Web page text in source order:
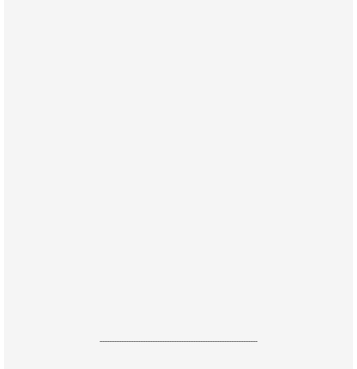
------------------------------------------------------------------